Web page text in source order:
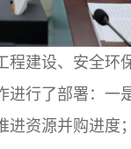
建设、安全环
行了部署：一
资源并购进度